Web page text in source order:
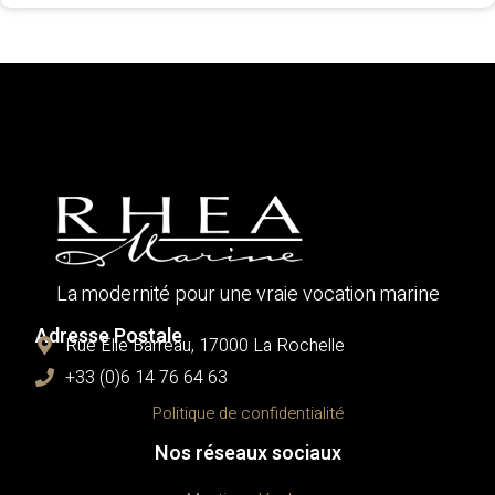
La modernité pour une vraie vocation marine
Adresse Postale
Rue Élie Barreau, 17000 La Rochelle
+33 (0)6 14 76 64 63
Politique de confidentialité
Nos réseaux sociaux